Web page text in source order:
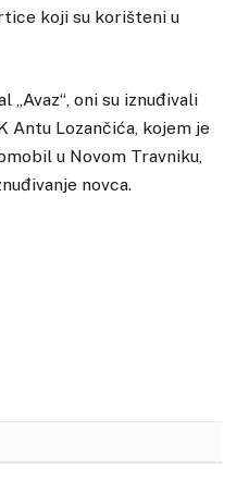
koji su korišteni u
„Avaz“, oni su iznuđivali
Antu Lozančića, kojem je
u Novom Travniku,
novca.